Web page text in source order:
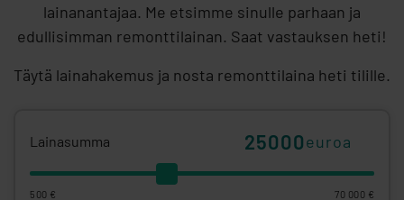
Lainasumma euroa
500 € 70 000 €
lainanantajaa. Me etsimme sinulle parhaan ja
edullisimman remonttilainan. Saat vastauksen heti!
Täytä lainahakemus ja nosta remonttilaina heti tilille.